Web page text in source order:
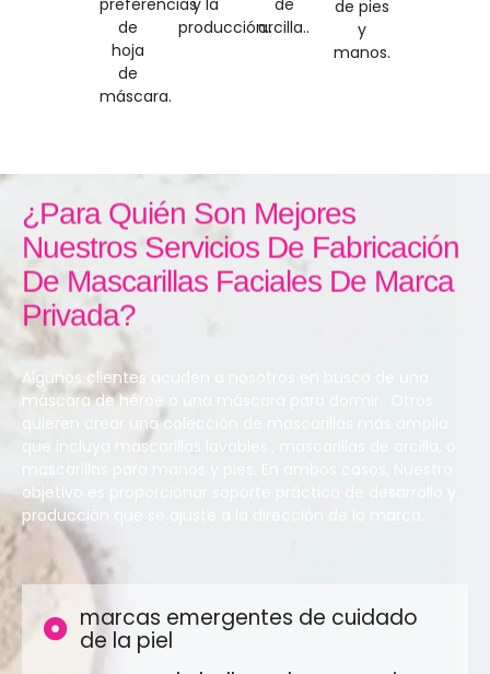
de
hoja
de
máscara.
producción..arcilla..
de pies
y
manos.
¿Para Quién Son Mejores
Nuestros Servicios De Fabricación
De Mascarillas Faciales De Marca
Privada?
Algunos clientes acuden a nosotros en busca de una
máscara de héroe o una máscara para dormir.. Otros
quieren crear una colección de mascarillas más amplia
que incluya mascarillas lavables., mascarillas de arcilla, o
objetivo es proporcionar soporte práctico de desarrollo y
producción que se ajuste a la dirección de la marca..
marcas emergentes de cuidado
de la piel